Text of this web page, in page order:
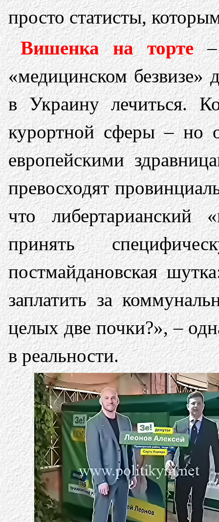
просто статисты,
Вишенка на торте–
«медицинском безвизе»
в Украину лечиться.
курортной сферы – но
европейскими
превосходят
что либертарианский
принять
постмайдановская
заплатить за
целых две почки?», –
в реальности.